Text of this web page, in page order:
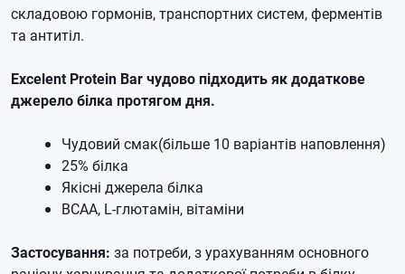
складовою гормонів, транспортних систем, ферментів
та антитіл.
Excelent Protein Bar чудово підходить як додаткове
джерело білка протягом дня.
Чудовий смак(більше 10 варіантів наповлення)
25% білка
Якісні джерела білка
BCAA, L-глютамін, вітаміни
Застосування: за потреби, з урахуванням основного